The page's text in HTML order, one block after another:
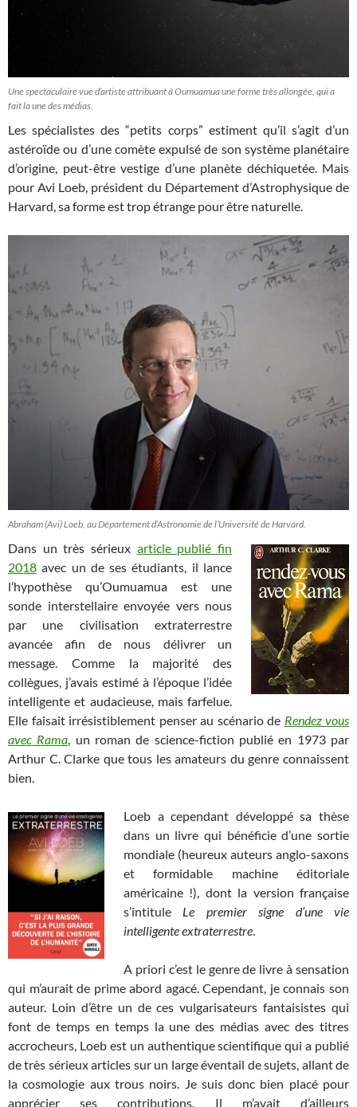
Une spectaculaire vue d’artiste attribuant à Oumuamua une forme très allongée, qui a
fait la une des médias.
Les spécialistes des “petits corps” estiment qu’il s’agit d’un
astéroïde ou d’une comète expulsé de son système planétaire
d’origine, peut-être vestige d’une planète déchiquetée. Mais
pour Avi Loeb, président du Département d’Astrophysique de
Harvard, sa forme est trop étrange pour être naturelle.
Abraham (Avi) Loeb, au Département d’Astronomie de l’Université de Harvard.
Dans un très sérieux article publié fin
2018 avec un de ses étudiants, il lance
l’hypothèse qu’Oumuamua est une
sonde interstellaire envoyée vers nous
par une civilisation extraterrestre
avancée afin de nous délivrer un
message. Comme la majorité des
collègues, j’avais estimé à l’époque l’idée
intelligente et audacieuse, mais farfelue.
Elle faisait irrésistiblement penser au scénario de Rendez vous
avec Rama, un roman de science-fiction publié en 1973 par
Arthur C. Clarke que tous les amateurs du genre connaissent
bien.
Loeb a cependant développé sa thèse
dans un livre qui bénéficie d’une sortie
mondiale (heureux auteurs anglo-saxons
et formidable machine éditoriale
américaine !), dont la version française
s’intitule Le premier signe d’une vie
intelligente extraterrestre.
A priori c’est le genre de livre à sensation
qui m’aurait de prime abord agacé. Cependant, je connais son
auteur. Loin d’être un de ces vulgarisateurs fantaisistes qui
font de temps en temps la une des médias avec des titres
accrocheurs, Loeb est un authentique scientifique qui a publié
de très sérieux articles sur un large éventail de sujets, allant de
la cosmologie aux trous noirs. Je suis donc bien placé pour
apprécier ses contributions. Il m’avait d’ailleurs